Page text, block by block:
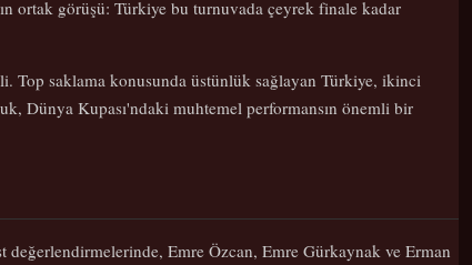
ortak görüşü: Türkiye bu turnuvada çeyrek finale kadar
Top saklama konusunda üstünlük sağlayan Türkiye, ikinci
Dünya Kupası'ndaki muhtemel performansın önemli bir
değerlendirmelerinde, Emre Özcan, Emre Gürkaynak ve Erman